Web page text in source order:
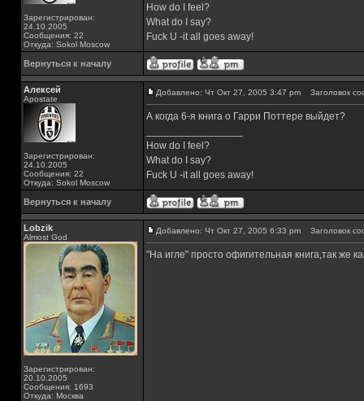
Зарегистрирован:
24.10.2005
Сообщения: 22
Откуда: Sokol Moscow
How do I feel?
What do I say?
Fuck U -it all goes away!
Вернуться к началу
Алексей
Apostate
Зарегистрирован:
24.10.2005
Сообщения: 22
Откуда: Sokol Moscow
Добавлено: Чт Окт 27, 2005 3:47 pm Заголовок
А когда 6-я книга о Гарри Поттере выйдет?
How do I feel?
What do I say?
Fuck U -it all goes away!
Вернуться к началу
Lobzik
Almost God
Зарегистрирован:
20.10.2005
Сообщения: 1693
Откуда: Москва
Добавлено: Чт Окт 27, 2005 6:33 pm Заголовок
"На игле" просто офигительная книга,так же